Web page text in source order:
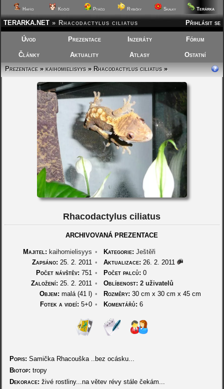
Hafíci Kočičí Ptáčci Rybičky Skalky Terárka
Přihlásit se
TERARKA.NET » Rhacodactylus ciliatus
Úvod Prezentace Inzeráty Fórum
Články Aktuality Atlasy
Ostatní
Prezentace»kaihomielisyys»Rhacodactylus ciliatus»
Rhacodactylus ciliatus
ARCHIVOVANÁ PREZENTACE
Majitel: kaihomielisyys • Kategorie: Ještěři
Zapsáno: 25. 2. 2011 • Aktualizace: 26. 2. 2011
Počet návštěv: 751 • Počet palců: 0
Založení: 25. 2. 2011 • Oblíbenost: 2 uživatelů
Objem: malá (41 l) • Rozměry: 30 cm x 30 cm x 45 cm
Fotek a videí: 5+0 • Komentářů: 6
Popis: Samička Rhacouška ..bez ocásku...
Biotop: tropy
Dekorace: živé rostliny...na větev révy stále čekám...